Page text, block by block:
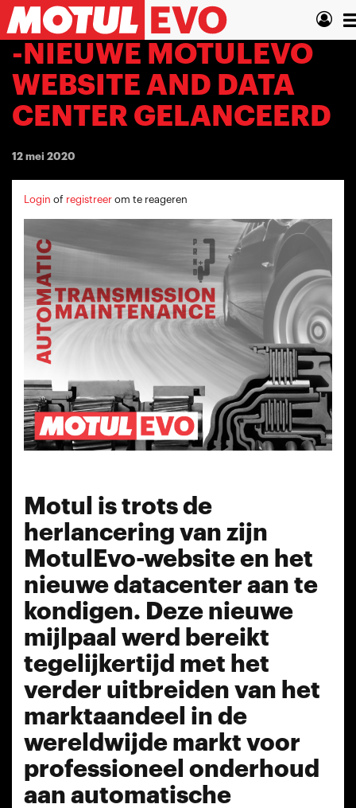
Overslaan
en
naar
gaan
-NIEUWE MOTULEVO
WEBSITE AND DATA
CENTER GELANCEERD
12 mei 2020
Login of registreer om te reageren
Motul is trots de
herlancering van zijn
MotulEvo-website en het
nieuwe datacenter aan te
kondigen. Deze nieuwe
mijlpaal werd bereikt
tegelijkertijd met het
verder uitbreiden van het
marktaandeel in de
wereldwijde markt voor
professioneel onderhoud
aan automatische